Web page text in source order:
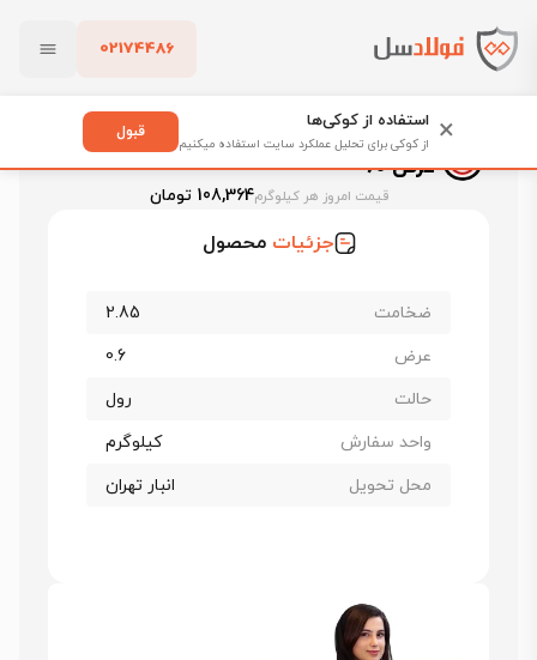
02174486
پاک کردن
فولادسل
ورق سیاه برشی اهواز st37 ضخامت 2.85
عرض 60
قیمت امروز هر کیلوگرم108,364 تومان
جزئیات محصول
ضخامت
2.85
عرض
0.6
حالت
رول
واحد سفارش
کیلوگرم
محل تحویل
انبار تهران
× استفاده از کوکی‌ها
از کوکی برای تحلیل عملکرد سایت استفاده میکنیم
قبول